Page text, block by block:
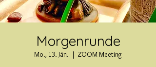
Morgenrunde
Mo., 13. Jän.
  |
ZOOM Meeting